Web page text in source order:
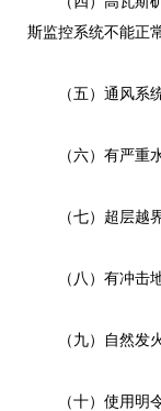
斯监控系统不能正
（五）通风系统
（六）有严重水
（七）超层越界
（八）有冲击地
（九）自然发火
（十）使用明令